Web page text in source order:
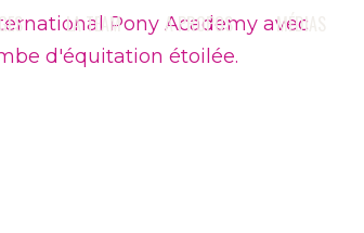
LA TEAM A PROPOS MÉDIAS